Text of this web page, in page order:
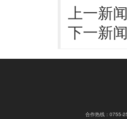
上一新
下一新
合作热线：0755-